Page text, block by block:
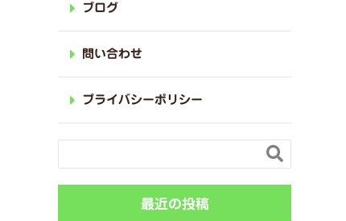
ブログ
問い合わせ
プライバシーポリシー

最近の投稿